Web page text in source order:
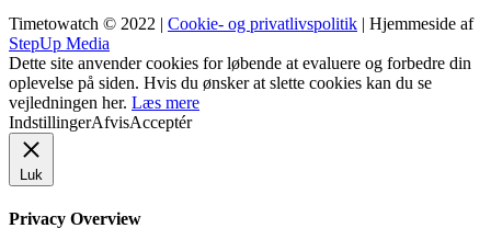
Timetowatch © 2022 | Cookie- og privatlivspolitik | Hjemmeside af
StepUp Media
Dette site anvender cookies for løbende at evaluere og forbedre din
oplevelse på siden. Hvis du ønsker at slette cookies kan du se
vejledningen her. Læs mere
IndstillingerAfvisAcceptér
Luk
Privacy Overview